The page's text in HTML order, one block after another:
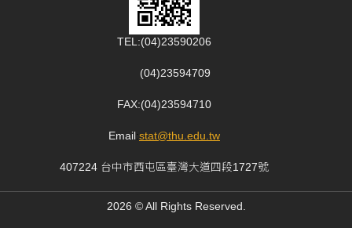
TEL:(04)23590206
(04)23594709
FAX:(04)23594710
Email :stat@thu.edu.tw
407224 台中市西屯區臺灣大道四段1727號
2026 © All Rights Reserved.